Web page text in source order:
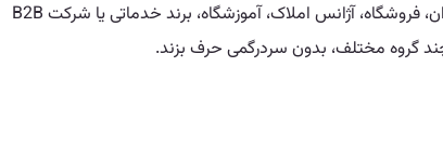
بازار تورنتو از نظر تنوع فرهنگی، زبان و سبک تصمیم‌گیری مشتریان، یک بازار ساده و یک‌دست نیست. شما ممکن است یک کلینیک، شرکت مهاجرتی، رستوران، فروشگاه، آژانس املاک، آموزشگاه، برند خدماتی یا شرکت B2B
چند گروه مختلف، بدون سردرگمی حرف بزند.